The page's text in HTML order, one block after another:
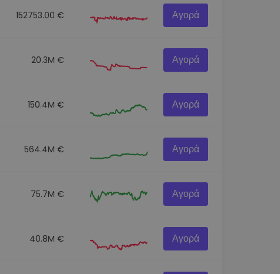
152753.00 € Αγορά
20.3M € Αγορά
150.4M € Αγορά
564.4M € Αγορά
75.7M € Αγορά
40.8M € Αγορά